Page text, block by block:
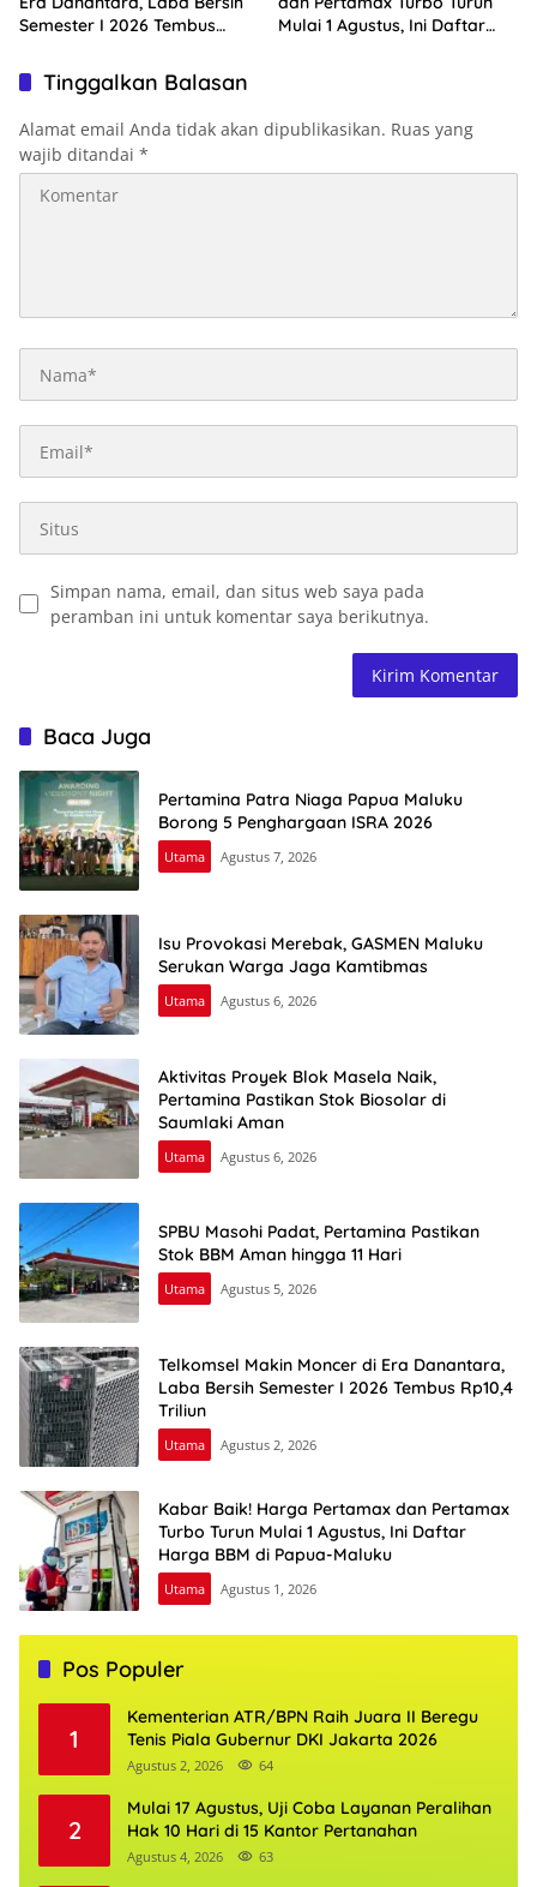
Semester I 2026 Tembus
Mulai 1 Agustus, Ini Daftar
Tinggalkan Balasan
Alamat email Anda tidak akan dipublikasikan. Ruas yang
wajib ditandai *
Simpan nama, email, dan situs web saya pada
peramban ini untuk komentar saya berikutnya.
Baca Juga
Pertamina Patra Niaga Papua Maluku
Borong 5 Penghargaan ISRA 2026
Utama Agustus 7, 2026
Isu Provokasi Merebak, GASMEN Maluku
Serukan Warga Jaga Kamtibmas
Utama Agustus 6, 2026
Aktivitas Proyek Blok Masela Naik,
Pertamina Pastikan Stok Biosolar di
Saumlaki Aman
Utama Agustus 6, 2026
SPBU Masohi Padat, Pertamina Pastikan
Stok BBM Aman hingga 11 Hari
Utama Agustus 5, 2026
Telkomsel Makin Moncer di Era Danantara,
Laba Bersih Semester I 2026 Tembus Rp10,4
Triliun
Utama Agustus 2, 2026
Kabar Baik! Harga Pertamax dan Pertamax
Turbo Turun Mulai 1 Agustus, Ini Daftar
Harga BBM di Papua-Maluku
Utama Agustus 1, 2026
Pos Populer
1
Kementerian ATR/BPN Raih Juara II Beregu
Tenis Piala Gubernur DKI Jakarta 2026
Agustus 2, 2026 64
2
Mulai 17 Agustus, Uji Coba Layanan Peralihan
Hak 10 Hari di 15 Kantor Pertanahan
Agustus 4, 2026 63